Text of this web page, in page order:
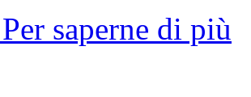
Per saperne di più